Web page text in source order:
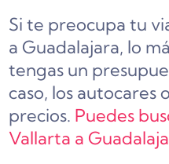
Si te preocupa tu
a Guadalajara, lo
tengas un
caso, los autocares
precios. Puedes
Vallarta a